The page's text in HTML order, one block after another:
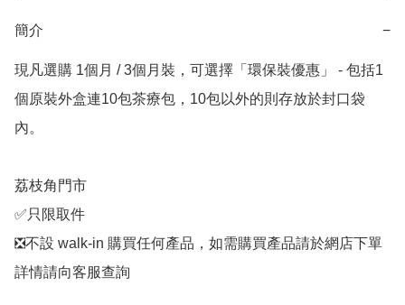
簡介 −
現凡選購 1個月 / 3個月裝，可選擇「環保裝優惠」 - 包括1
個原裝外盒連10包茶療包，10包以外的則存放於封口袋
內。
荔枝角門市
✅只限取件
❎不設 walk-in 購買任何產品，如需購買產品請於網店下單
詳情請向客服查詢